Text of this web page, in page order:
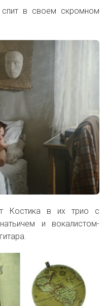
в своем скромном
Костика в их трио с
и вокалистом-